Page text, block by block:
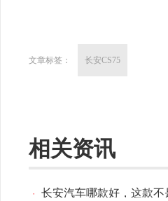
文章标签： 长安CS75
相关资讯
· 长安汽车哪款好，这款不